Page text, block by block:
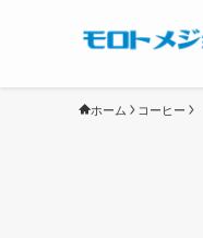
ホーム コーヒー